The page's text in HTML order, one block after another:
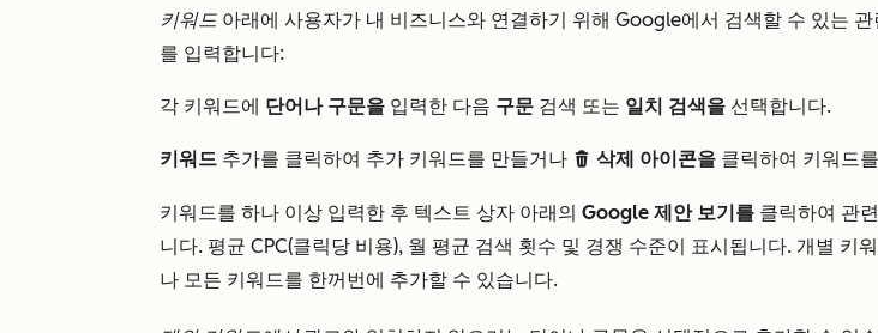
키워드 아래에 사용자가 내 비즈니스와 연결하기 위해 Google에서 검색할 수 있는
를 입력합니다:
각 키워드에 단어나 구문을 입력한 다음 구문 검색 또는 일치 검색을 선택합니다.
키워드 추가를 클릭하여 추가 키워드를 만들거나 delete 삭제 아이콘을 클릭하여 키워드
키워드를 하나 이상 입력한 후 텍스트 상자 아래의 Google 제안 보기를 클릭하여 관
니다. 평균 CPC(클릭당 비용), 월 평균 검색 횟수 및 경쟁 수준이 표시됩니다. 개별 키
나 모든 키워드를 한꺼번에 추가할 수 있습니다.